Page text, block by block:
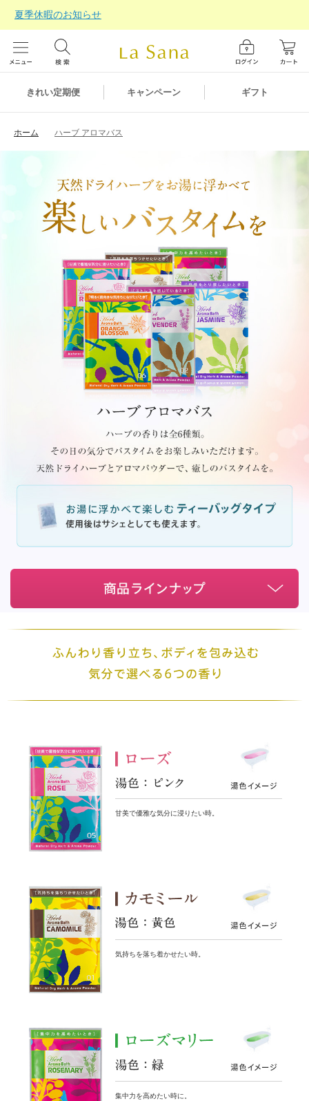
夏季休暇のお知らせ
きれい定期便 キャンペーン ギフト
ホーム ハーブ アロマバス
甘美で優雅な気分に浸りたい時。
気持ちを落ち着かせたい時。
集中力を高めたい時に。